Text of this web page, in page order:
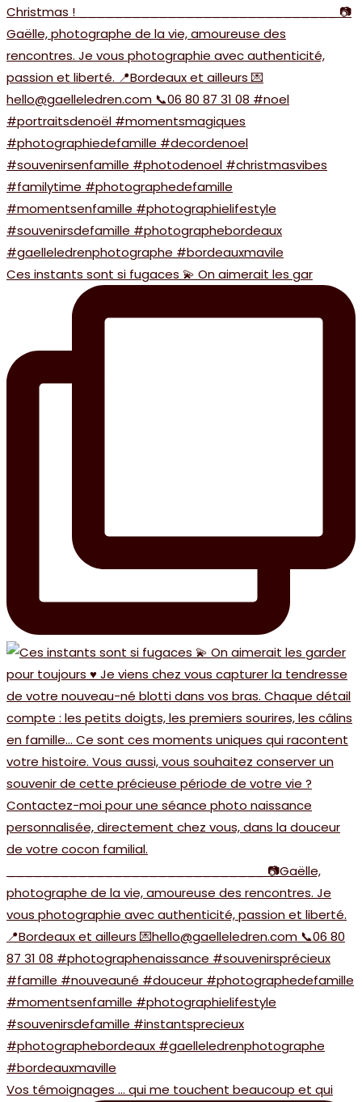
Ces instants sont si fugaces 💫 On aimerait les gar
Vos témoignages … qui me touchent beaucoup et qui